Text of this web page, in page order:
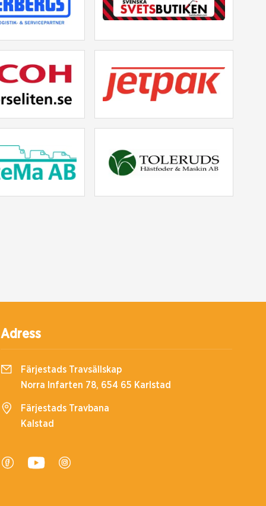
Adress
Färjestads Travsällskap
Norra Infarten 78, 654 65 Karlstad
Färjestads Travbana
Kalstad